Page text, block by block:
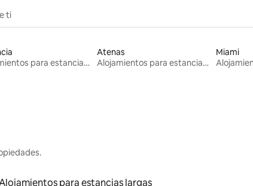
ti
Alojamientos para estancias largas
Atenas
Alojamientos para estancias largas
Miami
para estancias largas